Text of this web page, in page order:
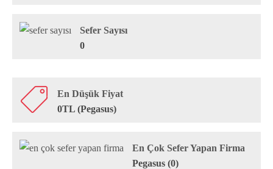
Sefer Sayısı
0
En Düşük Fiyat
0TL (Pegasus)
En Çok Sefer Yapan Firma
Pegasus (0)